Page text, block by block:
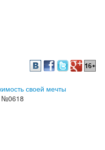
своей мечты
№0618